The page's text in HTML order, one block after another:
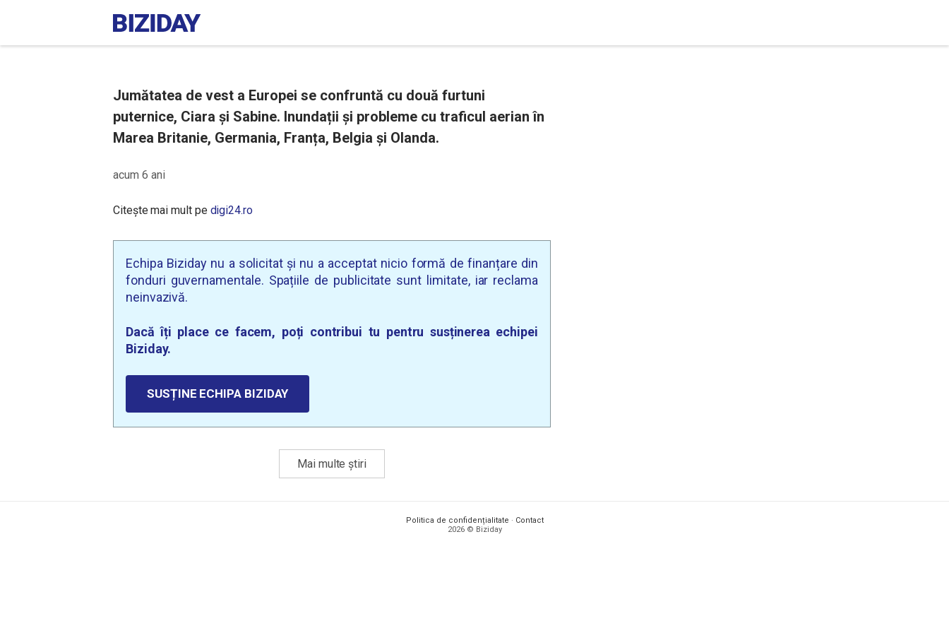
Jumătatea de vest a Europei se confruntă cu două furtuni
puternice, Ciara și Sabine. Inundații și probleme cu traficul aerian în
Marea Britanie, Germania, Franța, Belgia și Olanda.
acum 6 ani
Citește mai mult pe digi24.ro
Echipa Biziday nu a solicitat și nu a acceptat nicio formă de finanțare din
fonduri guvernamentale. Spațiile de publicitate sunt limitate, iar reclama
neinvazivă.
Dacă îți place ce facem, poți contribui tu pentru susținerea echipei
Biziday.
SUSȚINE ECHIPA BIZIDAY
Mai multe știri
Politica de confidențialitate · Contact
2026 © Biziday